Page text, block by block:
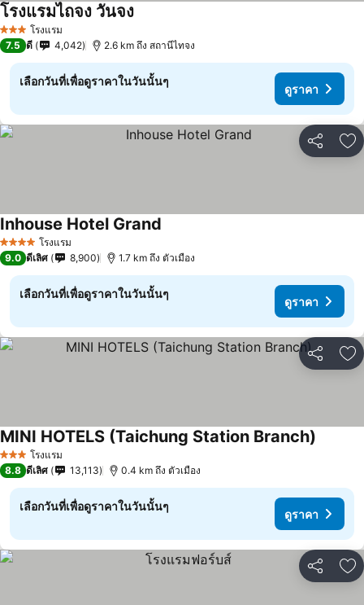
3 ดาว โรงแรม
โรงแรมไถจง วันจง
7.5 ดี 4,042 2.6 km ถึง สถานีไทจง
เลือกวันที่เพื่อดูราคาในวันนั้นๆ
ดูราคา
แชร์ เ
4 ดาว โรงแรม
Inhouse Hotel Grand
9.0 ดีเลิศ 8,900 1.7 km ถึง ตัวเมือง
เลือกวันที่เพื่อดูราคาในวันนั้นๆ
ดูราคา
แชร์ เ
3 ดาว โรงแรม
MINI HOTELS (Taichung Station Branch)
8.8 ดีเลิศ 13,113 0.4 km ถึง ตัวเมือง
เลือกวันที่เพื่อดูราคาในวันนั้นๆ
ดูราคา
แชร์ เ